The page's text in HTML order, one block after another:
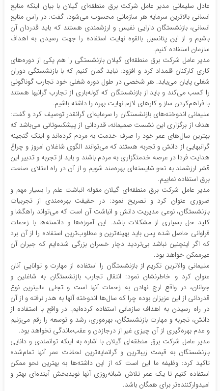
عادل سلیمانی مدیر عامل شرکت برق منطقه‌ای گیلان با بیان اینکه منابع
انسانی بالاترین سرمایه هر سازمانی محسوب می‌شود، گفت: در راس منابع
انسانی، بازنشستگان دارایی نفیس و ارزشمندی هستند که باید قدردان آن
باشیم و از این پتانسیل بالقوه نهایت استفاده را جهت رسیدن به اهداف
سازمان استفاده کنیم.
مدیر عامل شرکت برق منطقه‌ای گیلان بازنشستگی را هم یکی از دوره‌های
کاری کارکنان قلمداد کرد و افزود: نباید گمان کنیم که با بازنشستگی دوران
شغلی پایان می‌یابد. هر شخصی در طول دوره شغلی خود تجارب گوناگونی
را کسب می‌کند و باید از بازنشستگان که کوله‌باری از تجارب گرانبها هستند
با فراهم‌کردن ساز و کارهای لازم نهایت بهره را داشته باشیم.
سلیمانی اندوخته‌های بازنشستگان را سرمایه‌ای گرانقدر توصیف کرد و گفت:
هدف از برگزاری این نشست صمیمانه، قدردانی از پیشکسوتانی می‌باشد که
بهترین سال‌های عمر خود را صرف خدمت به مردم کرده‌اند و اینک گنجینه
گرانبهایی از دانش و تجربه هستند که می‌توانند الگوی شاغلان امروز و چراغ
هدایت فردا در عرصه خدمتگزاری به مردم باشند و باید از تجربه و تدبیر این
قشر ارزشمند به نحو شایسته‌ای بهره‌مند شویم و از آن در راه اعتلای صنعت
برق استفاده نماییم.
مدیر عامل شرکت برق منطقه‌ای گیلان مقوله انباشت علم را بسیار مهم و
ضروری عنوان کرد و تصریح نمود: در حقیقت بهره‌مندی از تجربیات
بازنشستگان، نوعی مدیریت دانش و انباشت آن است که می‌تواند راهگشا و
کلید حل بسیاری از مشکلات باشد. این آموزه‌ها و دانسته‌ها با زحمات
فراوانی حاصل شده پس باید بهینه‌ترین و مطلوب‌ترین استفاده را از آن برد
که اگر اینچنین نباشد بی‌تردید دچار خسران بزرگی شده‌ایم که جبران آن
غیرممکن خواهد بود.
سلیمانی والاترین تکریم از بازنشستگان را استفاده از مهارت و توانایی آنان
عنوان کرد و خاطرنشان نمود: انتقال تجارب بازنشستگان به شاغلین و
جوانان، در واقع ارج نهادن به زحمات آنها است و تجلی عالیترین نوع
قدردانی از این عزیزان بوده چرا که سال‌ها اندوخته آنها به هدر نرفته و از آن
در راه رسیدن به اهداف سازمانی استفاده کرده‌ایم. در واقع با استفاده از
دانش، تجربه و مهارت بازنشستگان، بهره‌وری، رشد و توسعه را رقم می‌زنیم
و عدم بهره‌گیری از آن چیزی غیر از درجازدن و عقب‌ماندگی نخواهد بود.
مدیر عامل شرکت برق منطقه‌ای گیلان با اشاره به اینکه توانمندی و دانایی
بازنشستگان به قیمت زیباترین و گرانمایه‌ترین لحظات عمر آنها تمام‌شده
تاکید کرد: وظیفه ما این است که از این داشته‌ها به بهترین نحو ممکن
استفاده کنیم تا یک عمر تلاش شبانه‌روزی آنها نوید‌بخش آینده‌ای بهتر و
امیدوارکننده‌تر برای همگان باشد.